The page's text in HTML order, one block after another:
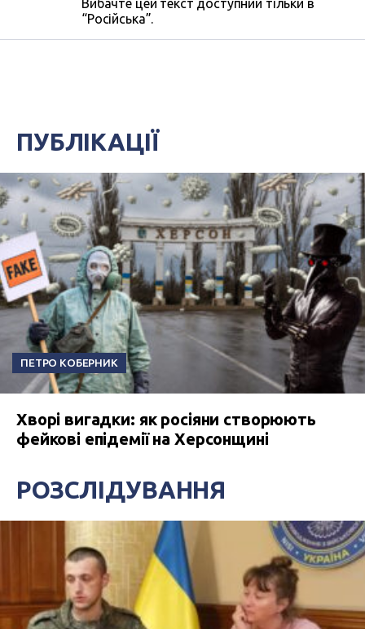
“Російська”.
ПУБЛІКАЦІЇ
ПЕТРО КОБЕРНИК
Хворі вигадки: як росіяни створюють
фейкові епідемії на Херсонщині
РОЗСЛІДУВАННЯ